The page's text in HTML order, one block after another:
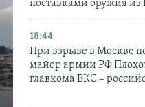
поставками оружия из
18:44
При взрыве в Москве
майор армии РФ
главкома ВКС –